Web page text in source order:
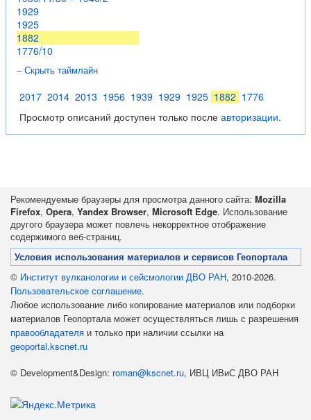
1929
1925
1882
1776/10
– Скрыть таймлайн
2017 2014 2013 1956 1939 1929 1925 1882 1776
Просмотр описаний доступен только после авторизации.
Рекомендуемые браузеры для просмотра данного сайта: Mozilla
Firefox, Opera, Yandex Browser, Microsoft Edge. Использование
другого браузера может повлечь некорректное отображение
содержимого веб-страниц.
Условия использования материалов и сервисов Геопортала
© Институт вулканологии и сейсмологии ДВО РАН, 2010-2026.
Пользовательское соглашение.
Любое использование либо копирование материалов или подборки
материалов Геопортала может осуществляться лишь с разрешения
правообладателя и только при наличии ссылки на
geoportal.kscnet.ru
© Development&Design: roman@kscnet.ru, ИВЦ ИВиС ДВО РАН